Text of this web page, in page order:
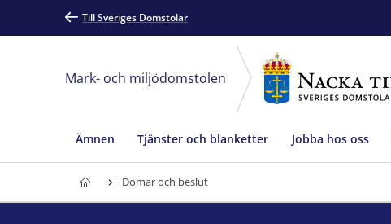
Till Sveriges Domstolar
Mark- och miljödomstolen
Ämnen Tjänster och blanketter Jobba hos oss
Domar och beslut